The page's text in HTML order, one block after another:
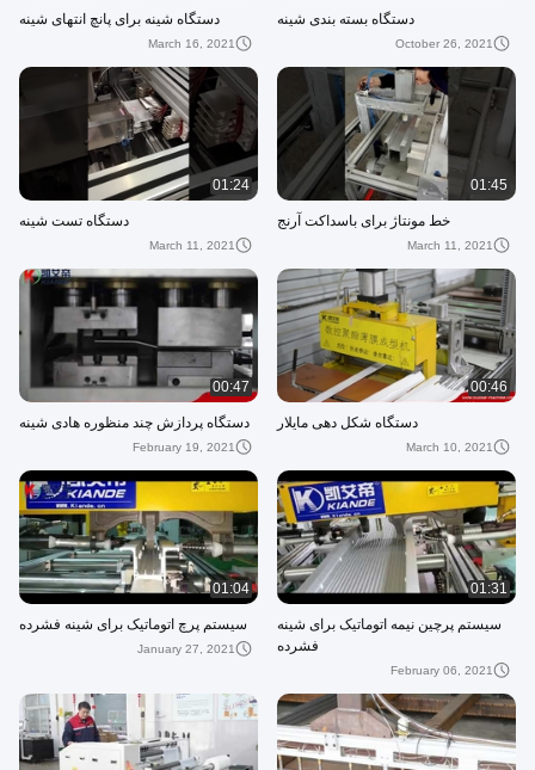
دستگاه بسته بندی شینه
October 26, 2021
دستگاه شینه برای پانچ انتهای شینه
March 16, 2021
01:45
خط مونتاژ برای باسداکت آرنج
March 11, 2021
01:24
دستگاه تست شینه
March 11, 2021
00:46
دستگاه شکل دهی مایلار
March 10, 2021
00:47
دستگاه پردازش چند منظوره هادی شینه
February 19, 2021
01:31
سیستم پرچین نیمه اتوماتیک برای شینه
فشرده
February 06, 2021
01:04
سیستم پرچ اتوماتیک برای شینه فشرده
January 27, 2021